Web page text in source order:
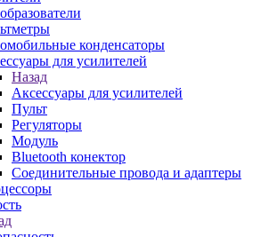
конденсаторы
для усилителей
Назад
Аксессуары для усилителей
Пульт
Регуляторы
Модуль
Bluetooth конектор
Соединительные провода и адаптеры